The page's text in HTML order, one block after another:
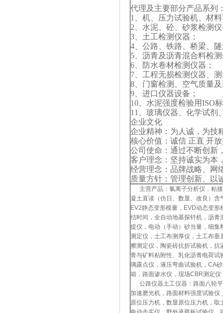
代理及主要部分产品系列
1、机、压力试验机、材
2、水泥、砼、砂浆检测
3、土工检测仪器；
4、公路、铁路、桥梁、
5、沥青及沥青混合料检
6、防水卷材检测仪器；
7、工程无损检测仪器、
8、门窗检测、空气质量
9、进口仪器设备；
10、水泥强度检验用ISO
11、玻璃仪器、化学试剂
企业文化
企业精神：为人诚，为技
核心价值：诚信 正直 开
公司使命：通过不断创新
客户理念：坚持诚实为本
经营理念：品牌战略、网
质量方针：管理创新、以
主营产品：氯离子分析仪，粘接
凝土直读（仿日、数显、改良）
EV2静态变形模量，EVD动态变
结时间，全自动地基探钎机，沥
提仪，电动（手动）砂当量，细
测定仪，土工布测厚仪，土工布
擦测定仪，陶瓷砖抗折试验机，
青与矿料粘附性、乳化沥青电荷
璃露点仪，液压弯曲试验机，CA
箱，路面渗水仪，现场CBR测定
公路仪器土工仪器：路面八轮平
加速磨光机，路面材料强度试验
原位压力机，数显原位压力机，